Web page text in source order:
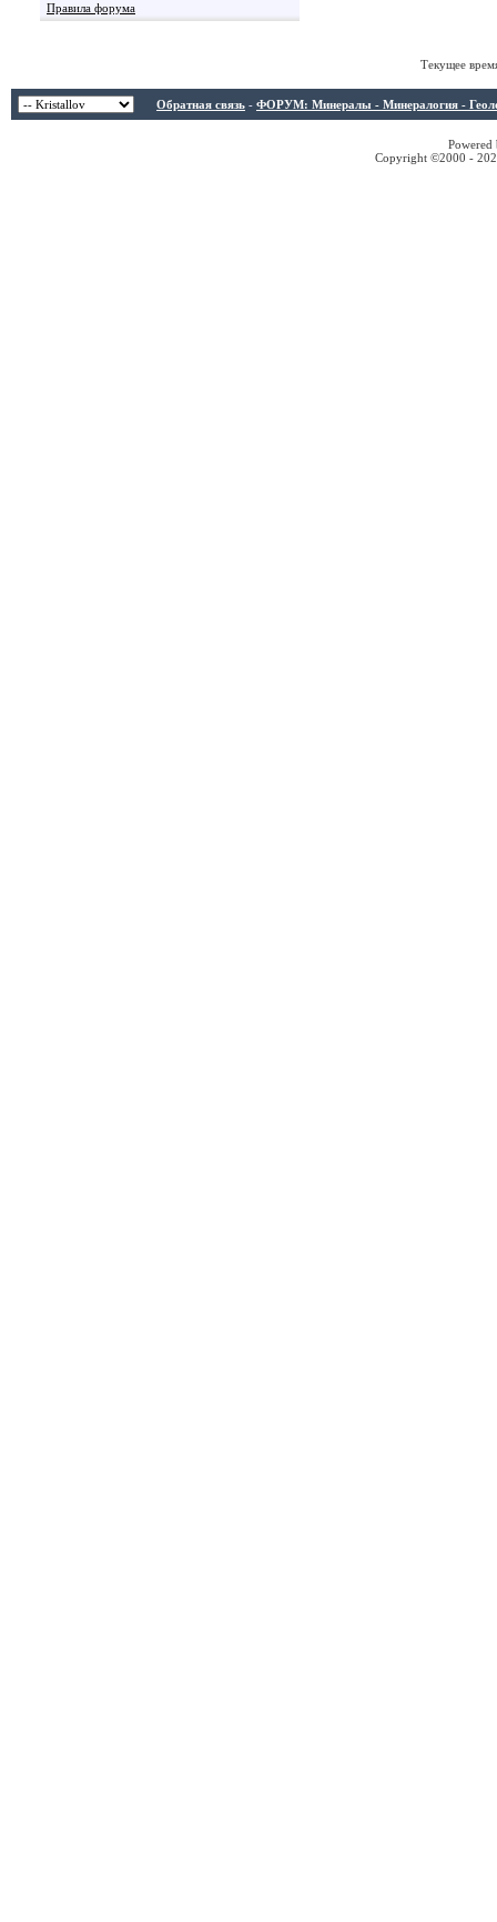
Правила форума
Текущее
Обратная связь - ФОРУМ: Минералы - Минералогия -
Copyright ©2000 -